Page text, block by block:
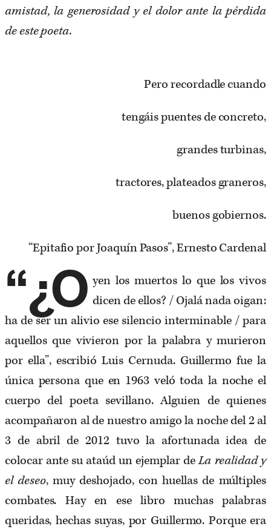
amistad, la generosidad y el dolor ante la pérdida
de este poeta.
Pero recordadle cuando
tengáis puentes de concreto,
grandes turbinas,
tractores, plateados graneros,
buenos gobiernos.
“Epitafio por Joaquín Pasos”, Ernesto Cardenal
“¿O yen los muertos lo que los vivos
dicen de ellos? / Ojalá nada oigan:
ha de ser un alivio ese silencio interminable / para
aquellos que vivieron por la palabra y murieron
por ella”, escribió Luis Cernuda. Guillermo fue la
única persona que en 1963 veló toda la noche el
cuerpo del poeta sevillano. Alguien de quienes
acompañaron al de nuestro amigo la noche del 2 al
3 de abril de 2012 tuvo la afortunada idea de
colocar ante su ataúd un ejemplar deLa realidad y
el deseo, muy deshojado, con huellas de múltiples
combates. Hay en ese libro muchas palabras
queridas, hechas suyas, por Guillermo. Porque era